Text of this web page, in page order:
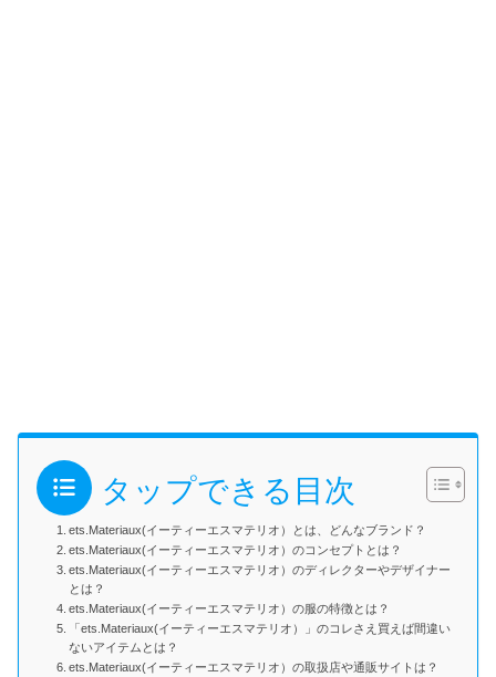
タップできる目次
ets.Materiaux(イーティーエスマテリオ）とは、どんなブランド？
ets.Materiaux(イーティーエスマテリオ）のコンセプトとは？
ets.Materiaux(イーティーエスマテリオ）のディレクターやデザイナー
とは？
ets.Materiaux(イーティーエスマテリオ）の服の特徴とは？
「ets.Materiaux(イーティーエスマテリオ）」のコレさえ買えば間違い
ないアイテムとは？
ets.Materiaux(イーティーエスマテリオ）の取扱店や通販サイトは？